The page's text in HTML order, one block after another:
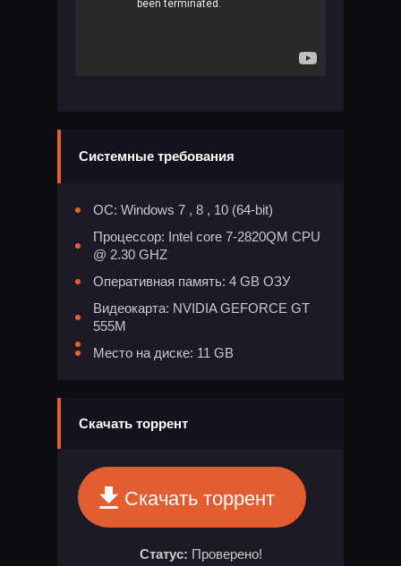
Системные требования
ОС: Windows 7 , 8 , 10 (64-bit)
Процессор: Intel core 7-2820QM CPU
@ 2.30 GHZ
Оперативная память: 4 GB ОЗУ
Видеокарта: NVIDIA GEFORCE GT
555M
Место на диске: 11 GB
Скачать торрент
Скачать торрент
Статус: Проверено!